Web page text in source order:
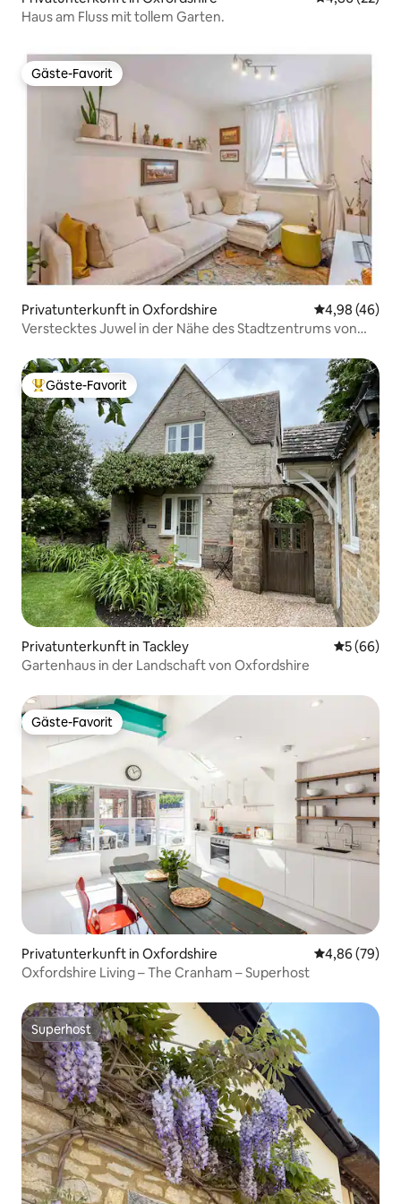
Haus am Fluss mit tollem Garten.
Gäste-Favorit
Gäste-Favorit
Privatunterkunft in Oxfordshire
4,98 (46)
Verstecktes Juwel in der Nähe des Stadtzentrums von
Beliebter Gäste-Favorit.
Gäste-Favorit
Privatunterkunft in Tackley
5 (66)
Gartenhaus in der Landschaft von Oxfordshire
Gäste-Favorit
Gäste-Favorit
Privatunterkunft in Oxfordshire
4,86 (79)
Oxfordshire Living – The Cranham – Superhost
Superhost
Superhost